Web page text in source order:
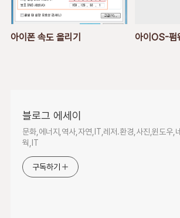
아이폰 속도 올리기 아이OS-펌
블로그 에세이
문화,에너지,역사,자연,IT,레저.환경,사진,윈도우,
웍,IT
구독하기